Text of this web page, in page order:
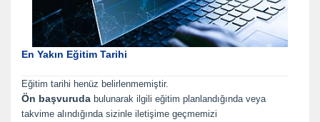
En Yakın Eğitim Tarihi
Eğitim tarihi henüz belirlenmemiştir.
Ön başvuruda bulunarak ilgili eğitim planlandığında veya
takvime alındığında sizinle iletişime geçmemizi